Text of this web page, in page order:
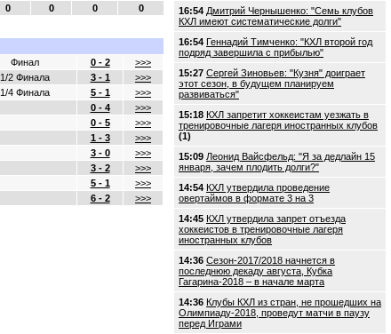
0 0 0 0
Финал 0 - 2
>>>
1/2 Финала 3 - 1
>>>
1/4 Финала 5 - 1
>>>
0 - 4
>>>
0 - 5
>>>
1 - 3
>>>
3 - 0
>>>
3 - 2
>>>
5 - 1
>>>
6 - 2 >>>
16:54 Дмитрий Чернышенко: "Семь клубов
КХЛ имеют систематические долги"
16:54 Геннадий Тимченко: "КХЛ второй год
подряд завершила с прибылью"
15:27 Сергей Зиновьев: "Кузня" доиграет
этот сезон, в будущем планируем
развиваться"
15:18 КХЛ запретит хоккеистам уезжать в
тренировочные лагеря иностранных клубов
(1)
15:09 Леонид Вайсфельд: "Я за дедлайн 15
января, зачем плодить долги?"
14:54 КХЛ утвердила проведение
овертаймов в формате 3 на 3
14:45 КХЛ утвердила запрет отъезда
хоккеистов в тренировочные лагеря
иностранных клубов
14:36 Сезон-2017/2018 начнется в
последнюю декаду августа, Кубка
Гагарина-2018 – в начале марта
14:36 Клубы КХЛ из стран, не прошедших на
Олимпиаду-2018, проведут матчи в паузу
перед Играми